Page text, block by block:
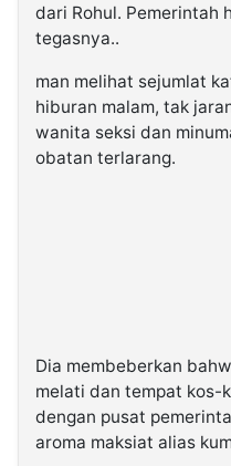
dari Rohul. Pemerintah
tegasnya..
man melihat sejumlat
hiburan malam, tak
wanita seksi dan
obatan terlarang.
Dia membeberkan
melati dan tempat kos-
dengan pusat
aroma maksiat alias